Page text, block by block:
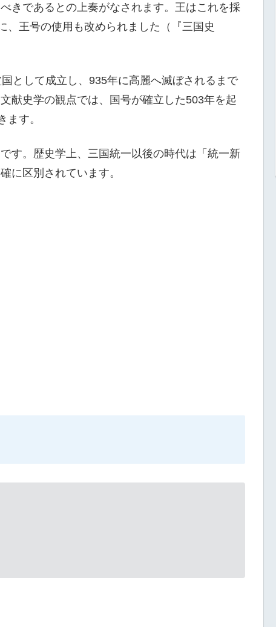
きであるとの上奏がなされます。王はこれを採
、王号の使用も改められました（『三国史
として成立し、935年に高麗へ滅ぼされるまで
献史学の観点では、国号が確立した503年を起
ます。
す。歴史学上、三国統一以後の時代は「統一新
に区別されています。